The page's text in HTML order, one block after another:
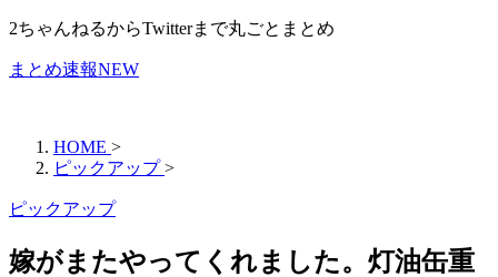
2ちゃんねるからTwitterまで丸ごとまとめ
まとめ速報NEW
HOME >
ピックアップ >
ピックアップ
嫁がまたやってくれました。灯油缶重